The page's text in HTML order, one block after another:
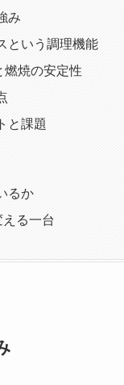
み
という調理機能
燃焼の安定性
と課題
るか
える一台